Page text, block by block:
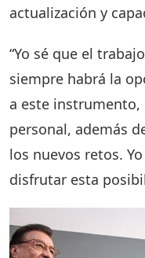
actualización y
“Yo sé que el
siempre habrá la
a este instrumento,
personal, además
los nuevos retos.
disfrutar esta